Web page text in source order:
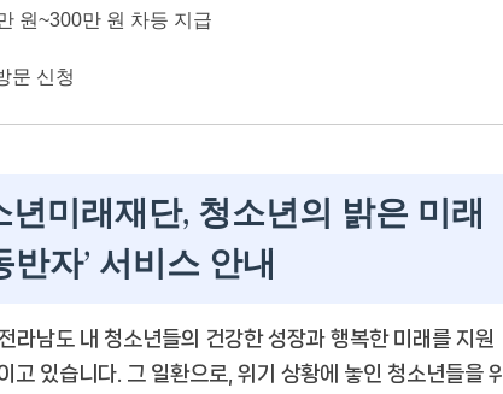
원~300만 원 차등 지급
문 신청
미래재단, 청소년의 밝은 미래
반자’ 서비스 안내
라남도 내 청소년들의 건강한 성장과 행복한 미래를 지원
고 있습니다. 그 일환으로, 위기 상황에 놓인 청소년들을 위